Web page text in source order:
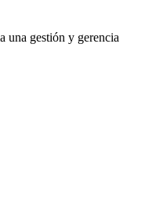
una gestión y gerencia